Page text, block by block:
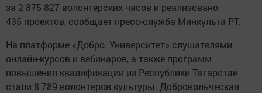
за 2 875 827 волонтерских часов и реализовано
435 проектов, сообщает пресс-служба Минкульта РТ.
На платформе «Добро. Университет» слушателями
онлайн-курсов и вебинаров, а также программ
повышения квалификации из Республики Татарстан
стали 8 789 волонтеров культуры. Добровольческая